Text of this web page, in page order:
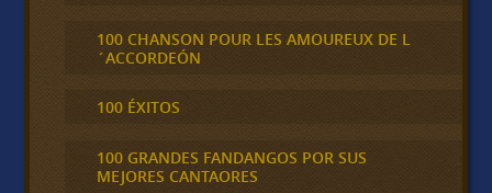
100 CHANSON POUR LES AMOUREUX DE L
´ACCORDEÓN
100 ÉXITOS
100 GRANDES FANDANGOS POR SUS
MEJORES CANTAORES